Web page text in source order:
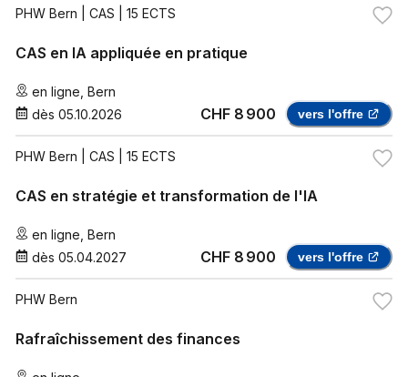
PHW Bern | CAS | 15 ECTS
CAS en IA appliquée en pratique
en ligne Bern
dès 05.10.2026 CHF 8 900 vers l'offre
PHW Bern | CAS | 15 ECTS
CAS en stratégie et transformation de l'IA
en ligne Bern
dès 05.04.2027 CHF 8 900 vers l'offre
PHW Bern
Rafraîchissement des finances